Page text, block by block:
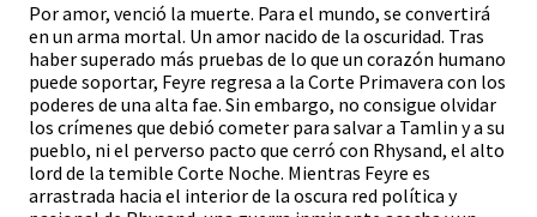
Por amor, venció la muerte. Para el mundo, se convertirá
en un arma mortal. Un amor nacido de la oscuridad. Tras
haber superado más pruebas de lo que un corazón humano
puede soportar, Feyre regresa a la Corte Primavera con los
poderes de una alta fae. Sin embargo, no consigue olvidar
los crímenes que debió cometer para salvar a Tamlin y a su
pueblo, ni el perverso pacto que cerró con Rhysand, el alto
lord de la temible Corte Noche. Mientras Feyre es
arrastrada hacia el interior de la oscura red política y